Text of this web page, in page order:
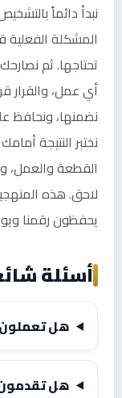
نبدأ دائماً
المشكلة
تحتاجها. ثم
أي عمل، والقرار
نضمنها، ونحافظ
نختبر النتيجة
القطعة والعمل،
لاحق. هذه
يحفظون رقمنا
أسئلة
هل تعملون
هل تقدمون